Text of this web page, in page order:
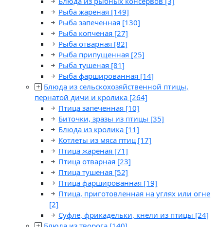
Рыба жареная [149]
Рыба запеченная [130]
Рыба копченая [27]
Рыба отварная [82]
Рыба припущенная [25]
Рыба тушеная [81]
Рыба фаршированная [14]
Блюда из сельскохозяйственной птицы,
пернатой дичи и кролика [264]
Птица запеченная [10]
Биточки, зразы из птицы [35]
Блюда из кролика [11]
Котлеты из мяса птиц [17]
Птица жареная [71]
Птица отварная [23]
Птица тушеная [52]
Птица фаршированная [19]
Птица, приготовленная на углях или огне
[2]
Суфле, фрикадельки, кнели из птицы [24]